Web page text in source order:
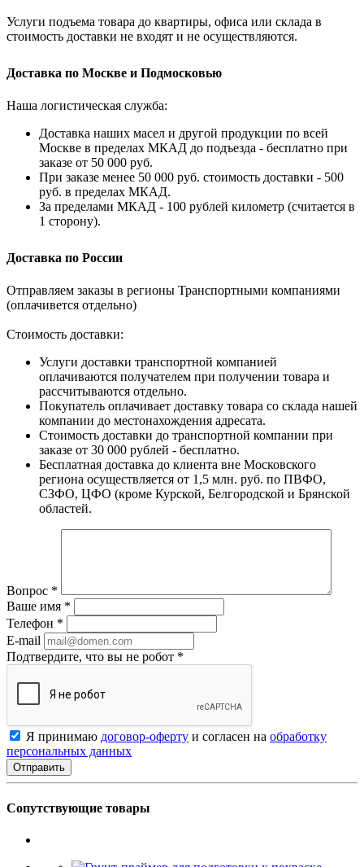
Услуги подъема товара до квартиры, офиса или склада в
стоимость доставки не входят и не осуществляются.
Доставка по Москве и Подмосковью
Наша логистическая служба:
Доставка наших масел и другой продукции по всей
Москве в пределах МКАД до подъезда - бесплатно при
заказе от 50 000 руб.
При заказе менее 50 000 руб. стоимость доставки - 500
руб. в пределах МКАД.
За пределами МКАД - 100 рублей километр (считается в
1 сторону).
Доставка по России
Отправляем заказы в регионы Транспортными компаниями
(оплачивется отдельно)
Стоимость доставки:
Услуги доставки транспортной компанией
оплачиваются получателем при получении товара и
рассчитываются отдельно.
Покупатель оплачивает доставку товара со склада нашей
компании до местонахождения адресата.
Стоимость доставки до транспортной компании при
заказе от 30 000 рублей - бесплатно.
Бесплатная доставка до клиента вне Московского
региона осуществляется от 1,5 млн. руб. по ПВФО,
СЗФО, ЦФО (кроме Курской, Белгородской и Брянской
областей.
Вопрос *
Ваше имя *
Телефон *
E-mail
Подтвердите, что вы не робот *
Я принимаю договор-оферту и согласен на обработку
персональных данных
Сопутствующие товары